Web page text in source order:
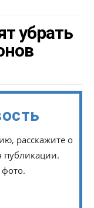
убрать
расскажите о
публикации.